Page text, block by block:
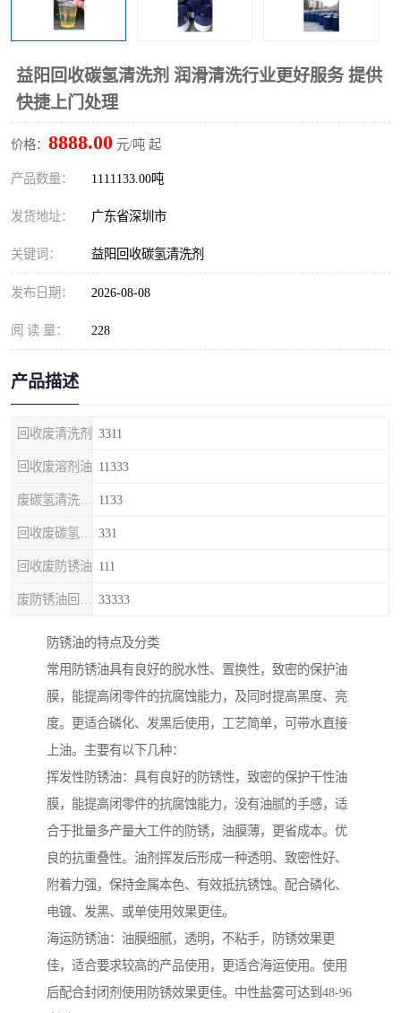
益阳回收碳氢清洗剂 润滑清洗行业更好服务 提供
快捷上门处理
价格： 8888.00 元/吨 起
产品数量： 1111133.00吨
发货地址： 广东省深圳市
关键词： 益阳回收碳氢清洗剂
发布日期： 2026-08-08
阅 读 量： 228
产品描述
回收废清洗剂 3311
回收废溶剂油 11333
1133
331
回收废防锈油 111
33333
防锈油的特点及分类
常用防锈油具有良好的脱水性、置换性，致密的保护油
膜，能提高闭零件的抗腐蚀能力，及同时提高黑度、亮
度。更适合磷化、发黑后使用，工艺简单，可带水直接
上油。主要有以下几种：
挥发性防锈油：具有良好的防锈性，致密的保护干性油
膜，能提高闭零件的抗腐蚀能力，没有油腻的手感，适
合于批量多产量大工件的防锈，油膜薄，更省成本。优
良的抗重叠性。油剂挥发后形成一种透明、致密性好、
附着力强，保持金属本色、有效抵抗锈蚀。配合磷化、
电镀、发黑、或单使用效果更佳。
海运防锈油：油膜细腻，透明，不粘手，防锈效果更
佳，适合要求较高的产品使用，更适合海运使用。使用
后配合封闭剂使用防锈效果更佳。中性盐雾可达到48-96